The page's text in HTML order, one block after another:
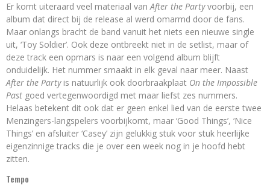
Er komt uiteraard veel materiaal vanAfter the Partyvoorbij, een
album dat direct bij de release al werd omarmd door de fans.
Maar onlangs bracht de band vanuit het niets een nieuwe single
uit, ‘Toy Soldier’. Ook deze ontbreekt niet in de setlist, maar of
deze track een opmars is naar een volgend album blijft
onduidelijk. Het nummer smaakt in elk geval naar meer. Naast
After the Partyis natuurlijk ook doorbraakplaat On the Impossible
Past goed vertegenwoordigd met maar liefst zes nummers.
Helaas betekent dit ook dat er geen enkel lied van de eerste twee
Menzingers-langspelers voorbijkomt, maar ‘Good Things’, ‘Nice
Things’ en afsluiter ‘Casey’ zijn gelukkig stuk voor stuk heerlijke
eigenzinnige tracks die je over een week nog in je hoofd hebt
zitten.
Tempo